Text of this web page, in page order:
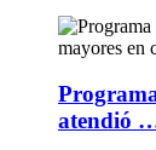
atendió